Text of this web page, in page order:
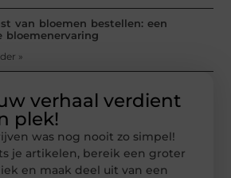
van bloemen bestellen: een
bloemenervaring
»
verhaal verdient
plek!
was nog nooit zo simpel!
je artikelen, bereik een groter
en maak deel uit van een